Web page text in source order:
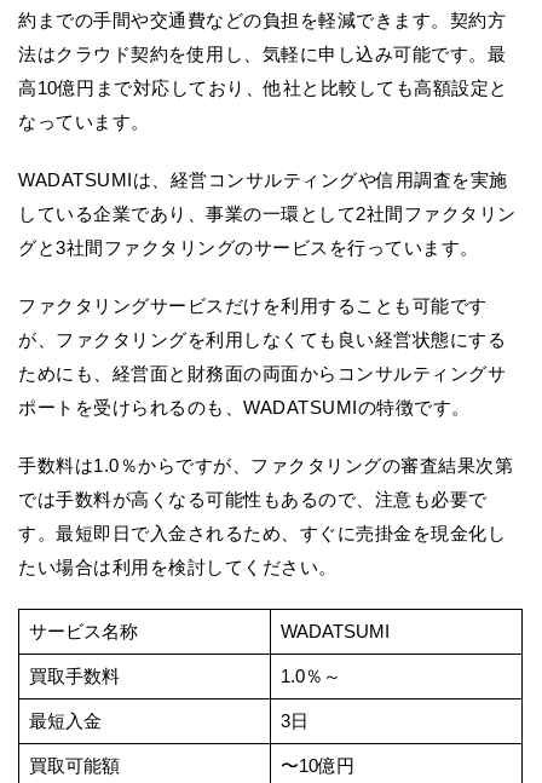
約までの手間や交通費などの負担を軽減できます。契約方
法はクラウド契約を使用し、気軽に申し込み可能です。最
高10億円まで対応しており、他社と比較しても高額設定と
なっています。
WADATSUMIは、経営コンサルティングや信用調査を実施
している企業であり、事業の一環として2社間ファクタリン
グと3社間ファクタリングのサービスを行っています。
ファクタリングサービスだけを利用することも可能です
が、ファクタリングを利用しなくても良い経営状態にする
ためにも、経営面と財務面の両面からコンサルティングサ
ポートを受けられるのも、WADATSUMIの特徴です。
手数料は1.0％からですが、ファクタリングの審査結果次第
では手数料が高くなる可能性もあるので、注意も必要で
す。最短即日で入金されるため、すぐに売掛金を現金化し
たい場合は利用を検討してください。
サービス名称 WADATSUMI
買取手数料 1.0％～
最短入金 3日
買取可能額 〜10億円